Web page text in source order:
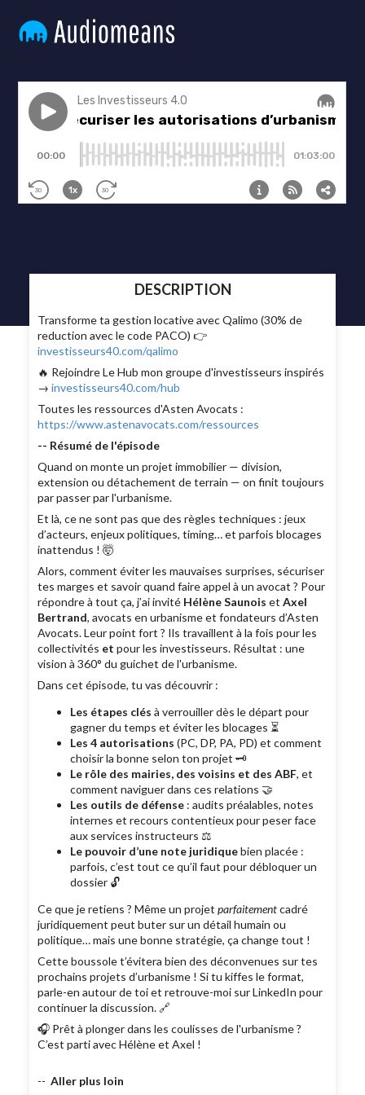
DESCRIPTION
Transforme ta gestion locative avec Qalimo (30% de
reduction avec le code PACO) 👉
investisseurs40.com/qalimo
🔥 Rejoindre Le Hub mon groupe d'investisseurs inspirés
→investisseurs40.com/hub
Toutes les ressources d'Asten Avocats :
https://www.astenavocats.com/ressources
-- Résumé de l'épisode
Quand on monte un projet immobilier — division,
extension ou détachement de terrain — on finit toujours
par passer par l'urbanisme.
Et là, ce ne sont pas que des règles techniques : jeux
d’acteurs, enjeux politiques, timing… et parfois blocages
inattendus ! 🤯
Alors, comment éviter les mauvaises surprises, sécuriser
tes marges et savoir quand faire appel à un avocat ? Pour
répondre à tout ça, j’ai invité Hélène Saunois etAxel
Bertrand, avocats en urbanisme et fondateurs d’Asten
Avocats. Leur point fort ? Ils travaillent à la fois pour les
collectivités et pour les investisseurs. Résultat : une
vision à 360° du guichet de l'urbanisme.
Dans cet épisode, tu vas découvrir :
Les étapes clés à verrouiller dès le départ pour
gagner du temps et éviter les blocages ⏳
Les 4 autorisations (PC, DP, PA, PD) et comment
choisir la bonne selon ton projet 🗝️
Le rôle des mairies, des voisins et des ABF, et
comment naviguer dans ces relations 🤝
Les outils de défense : audits préalables, notes
internes et recours contentieux pour peser face
aux services instructeurs ⚖️
Le pouvoir d’une note juridiquebien placée :
parfois, c’est tout ce qu’il faut pour débloquer un
dossier 🔓
Ce que je retiens ? Même un projetparfaitementcadré
juridiquement peut buter sur un détail humain ou
politique… mais une bonne stratégie, ça change tout !
Cette boussole t’évitera bien des déconvenues sur tes
prochains projets d’urbanisme ! Si tu kiffes le format,
parle-en autour de toi et retrouve-moi sur LinkedIn pour
continuer la discussion. 🔗
🎧 Prêt à plonger dans les coulisses de l'urbanisme ?
C’est parti avec Hélène et Axel !
-- Aller plus loin